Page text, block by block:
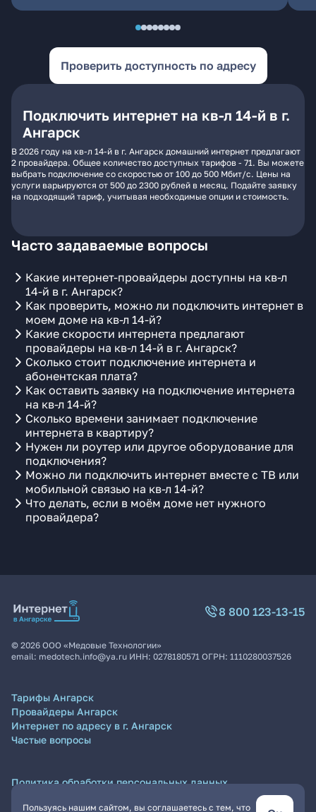
Проверить доступность по адресу
Подключить интернет на кв-л 14-й в г.
Ангарск
В 2026 году на кв-л 14-й в г. Ангарск домашний интернет предлагают
2 провайдера. Общее количество доступных тарифов - 71. Вы можете
выбрать подключение со скоростью от 100 до 500 Мбит/с. Цены на
услуги варьируются от 500 до 2300 рублей в месяц. Подайте заявку
на подходящий тариф, учитывая необходимые опции и стоимость.
Часто задаваемые вопросы
Какие интернет-провайдеры доступны на кв-л
14-й в г. Ангарск?
Как проверить, можно ли подключить интернет в
моем доме на кв-л 14-й?
Какие скорости интернета предлагают
провайдеры на кв-л 14-й в г. Ангарск?
Сколько стоит подключение интернета и
абонентская плата?
Как оставить заявку на подключение интернета
на кв-л 14-й?
Сколько времени занимает подключение
интернета в квартиру?
Нужен ли роутер или другое оборудование для
подключения?
Можно ли подключить интернет вместе с ТВ или
мобильной связью на кв-л 14-й?
Что делать, если в моём доме нет нужного
провайдера?
Пользуясь нашим сайтом, вы соглашаетесь с тем, что
8 800 123-13-15
© 2026 ООО «Медовые Технологии»
email: medotech.info@ya.ru ИНН: 0278180571 ОГРН: 1110280037526
Тарифы Ангарск
Провайдеры Ангарск
Интернет по адресу в г. Ангарск
Частые вопросы
Политика обработки персональных данных